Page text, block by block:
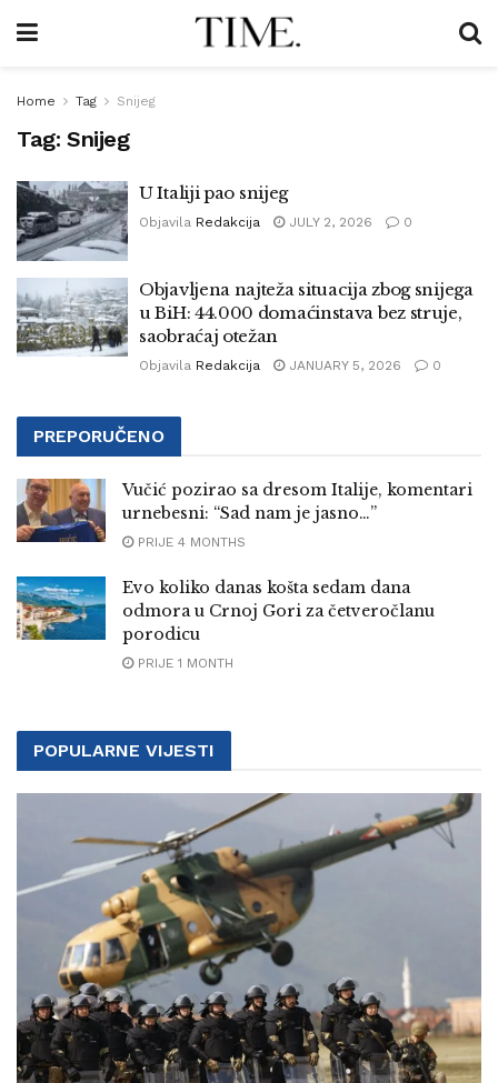
Home Tag Snijeg
Tag: Snijeg
U Italiji pao snijeg
Objavila Redakcija JULY 2, 2026 0
Objavljena najteža situacija zbog snijega
u BiH: 44.000 domaćinstava bez struje,
saobraćaj otežan
Objavila Redakcija JANUARY 5, 2026 0
PREPORUČENO
Vučić pozirao sa dresom Italije, komentari
urnebesni: “Sad nam je jasno…”
PRIJE 4 MONTHS
Evo koliko danas košta sedam dana
odmora u Crnoj Gori za četveročlanu
porodicu
PRIJE 1 MONTH
POPULARNE VIJESTI